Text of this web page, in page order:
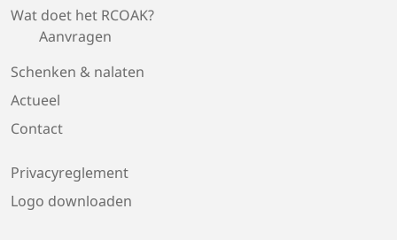
Wat doet het RCOAK?
Aanvragen
Schenken & nalaten
Actueel
Contact
Privacyreglement
Logo downloaden